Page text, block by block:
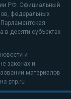
РФ. Официальный
федеральных
в десяти субъектах
и
законах и
материалов
pnp.ru